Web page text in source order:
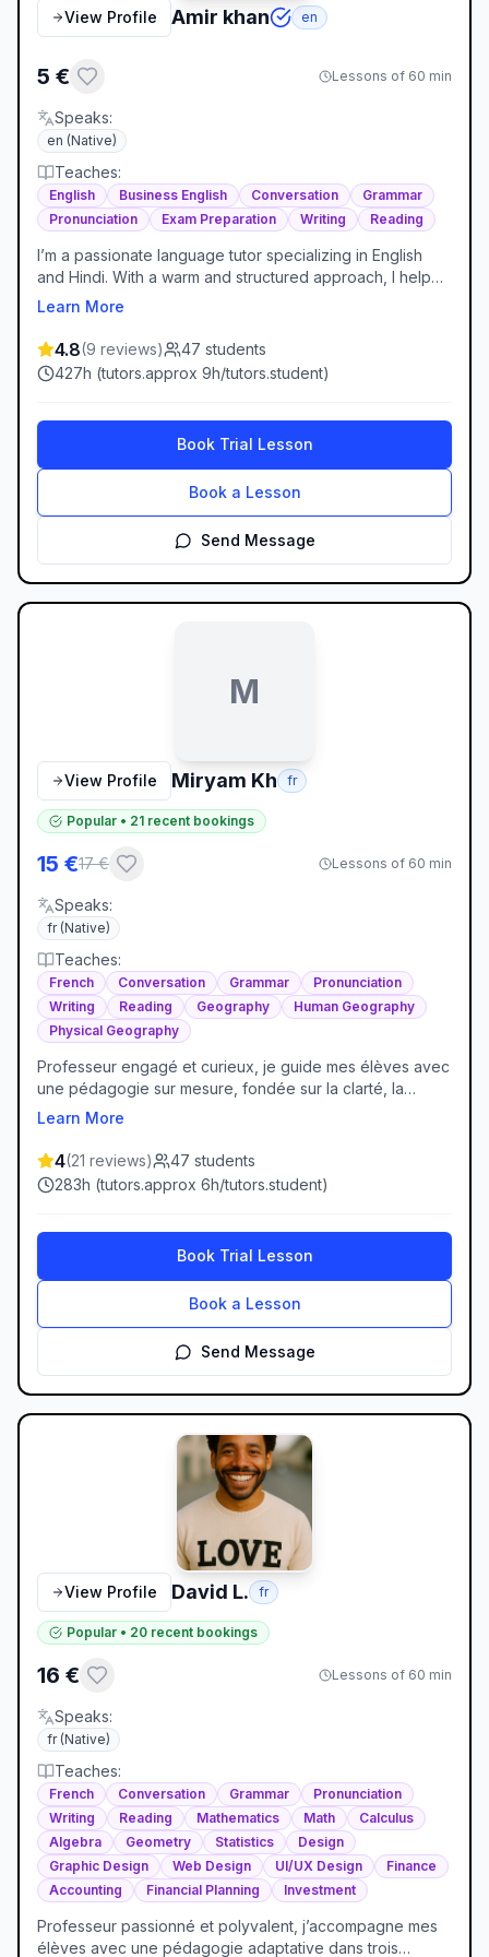
View Profile Amir khan en
5 € Lessons of 60 min
Speaks:
en (Native)
Teaches:
English Business English Conversation
Grammar
Pronunciation
Exam Preparation Writing Reading
I’m a passionate language tutor specializing in English
and Hindi. With a warm and structured approach, I help
learners of all levels build confidence and fluency—
personal growth. My lessons are interactive, tailored to
each student’s pace, and designed to make learning
enjoyable and effective.
Learn More
4.8(9 reviews) 47 students
427h (tutors.approx 9h/tutors.student)
Book Trial Lesson
Book a Lesson
Send Message
M
View Profile Miryam Kh fr
Popular • 21 recent bookings
15 €17€ Lessons of 60 min
Speaks:
fr (Native)
Teaches:
French Conversation Grammar
Pronunciation
Writing
Reading Geography
Human Geography
Physical Geography
Professeur engagé et curieux, je guide mes élèves avec
une pédagogie sur mesure, fondée sur la clarté, la
pratique et la confiance. Mon approche s’adapte aux
en design graphique ou en mathématiques. J’aime
transformer les difficultés en leviers d’apprentissage, en
proposant des outils concrets et des exemples visuels.
motivante, pour que l’élève progresse avec autonomie
Learn More
4(21 reviews) 47 students
283h (tutors.approx 6h/tutors.student)
Book Trial Lesson
Book a Lesson
Send Message
View Profile David L. fr
Popular • 20 recent bookings
16 € Lessons of 60 min
Speaks:
fr (Native)
Teaches:
French Conversation Grammar
Pronunciation
Writing
Reading Mathematics Math
Calculus
Algebra
Geometry Statistics
Design
Graphic Design
Web Design UI/UX Design
Finance
Accounting
Financial Planning Investment
Professeur passionné et polyvalent, j’accompagne mes
élèves avec une pédagogie adaptative dans trois